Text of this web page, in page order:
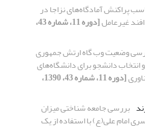
پراکنش آمادگاه‌های نزاجا در
غیرعامل [دوره 11، شماره 43،
وضعیت وب گاه ارتش جمهوری
انتخاب دانشجو برای دانشگاه‌های
[دوره 11، شماره 43، 1390،
بررسی جامعه شناختی میزان
امام علی(ع) با استفاده از یک